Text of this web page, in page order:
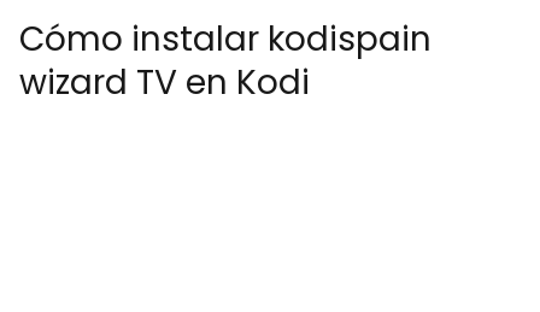
Cómo instalar kodispain
wizard TV en Kodi